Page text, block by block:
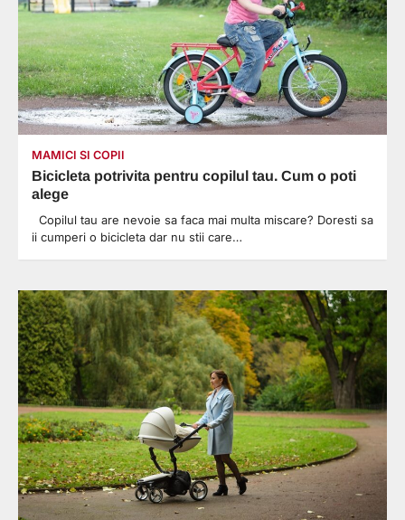
MAMICI SI COPII
Bicicleta potrivita pentru copilul tau. Cum o poti
alege
Copilul tau are nevoie sa faca mai multa miscare? Doresti sa
ii cumperi o bicicleta dar nu stii care…